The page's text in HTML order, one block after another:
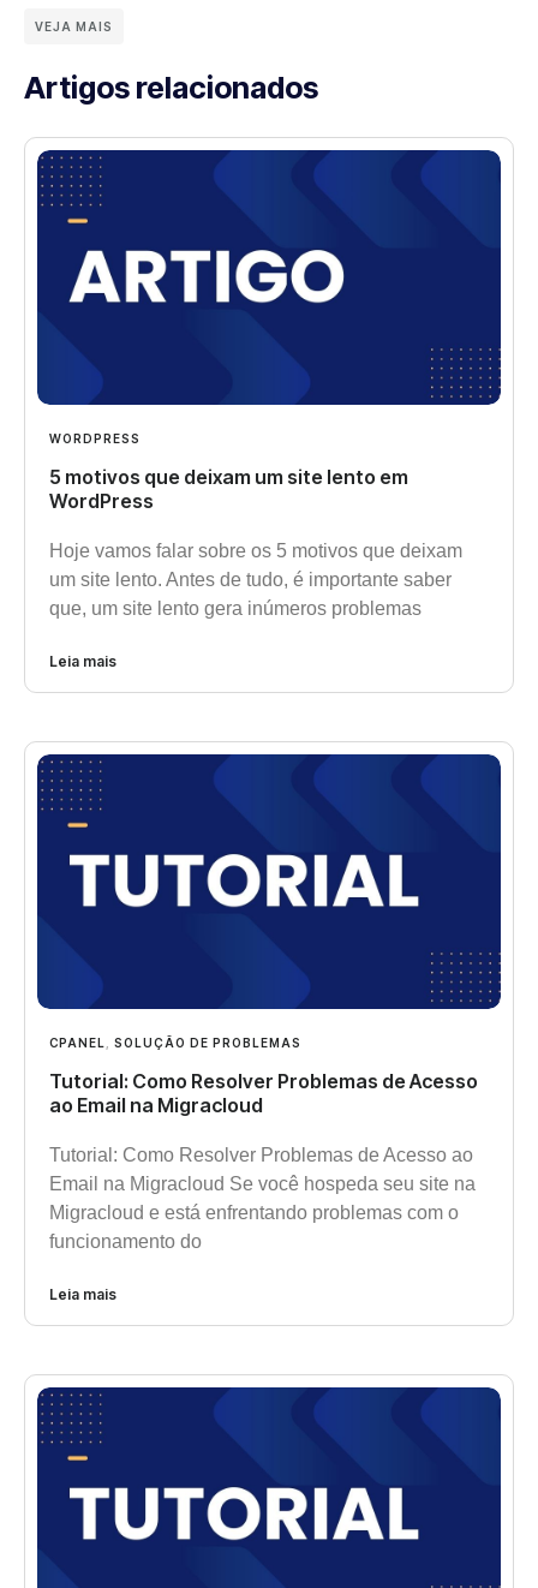
VEJA MAIS
Artigos relacionados
WORDPRESS
5 motivos que deixam um site lento em
WordPress
Hoje vamos falar sobre os 5 motivos que deixam
um site lento. Antes de tudo, é importante saber
que, um site lento gera inúmeros problemas
Leia mais
CPANEL SOLUÇÃO DE PROBLEMAS
Tutorial: Como Resolver Problemas de Acesso
ao Email na Migracloud
Tutorial: Como Resolver Problemas de Acesso ao
Email na Migracloud Se você hospeda seu site na
Migracloud e está enfrentando problemas com o
funcionamento do
Leia mais